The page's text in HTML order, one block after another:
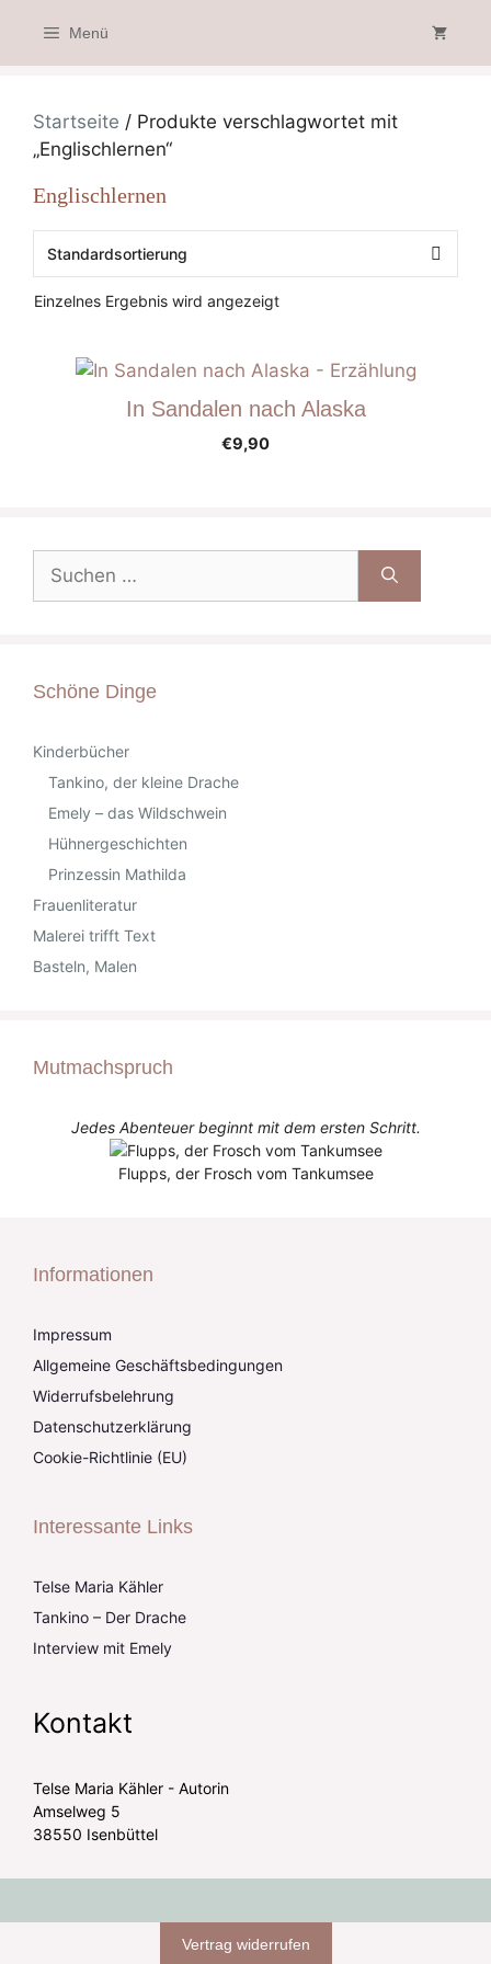
Inhalt
springen
Menü
Startseite / Produkte verschlagwortet mit
„Englischlernen“
Englischlernen
Einzelnes Ergebnis wird angezeigt
In Sandalen nach Alaska
€9,90
nach:
Schöne Dinge
Kinderbücher
Tankino, der kleine Drache
Emely – das Wildschwein
Hühnergeschichten
Prinzessin Mathilda
Frauenliteratur
Malerei trifft Text
Basteln, Malen
Mutmachspruch
Jedes Abenteuer beginnt mit dem ersten Schritt.
Flupps, der Frosch vom Tankumsee
Informationen
Impressum
Allgemeine Geschäftsbedingungen
Widerrufsbelehrung
Datenschutzerklärung
Cookie-Richtlinie (EU)
Interessante Links
Telse Maria Kähler
Tankino – Der Drache
Interview mit Emely
Kontakt
Telse Maria Kähler - Autorin
Amselweg 5
38550 Isenbüttel
Vertrag widerrufen